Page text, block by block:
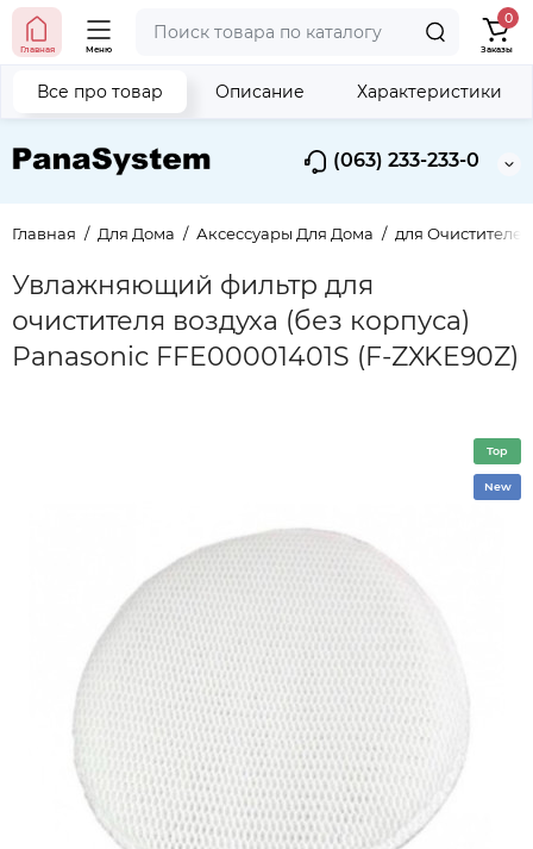
(063) 233-233-0
Главная Меню
0
Заказы
Главная Для Дома Аксессуары Для Дома для Очистителей
Увлажняющий фильтр для
очистителя воздуха (без корпуса)
Panasonic FFE00001401S (F-ZXKE90Z)
Все про товар Описание Характеристики
Top
New